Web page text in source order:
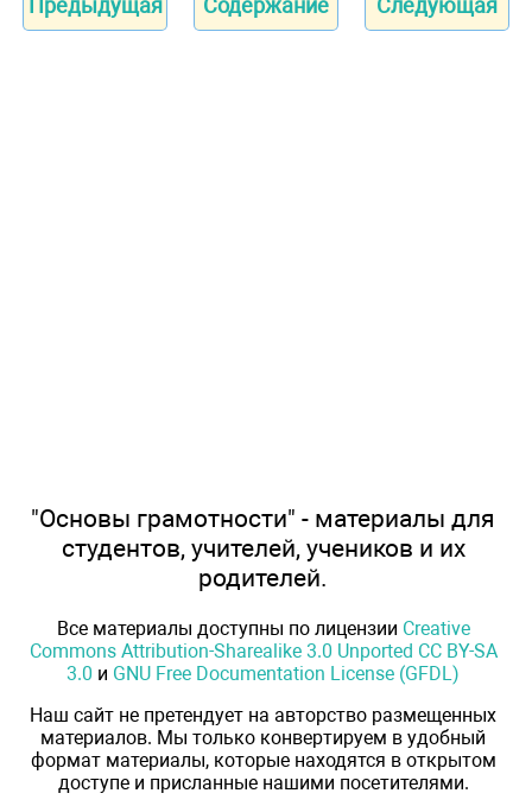
Предыдущая Содержание Следующая
"Основы грамотности" - материалы для
студентов, учителей, учеников и их
родителей.
Все материалы доступны по лицензии Creative
Commons Attribution-Sharealike 3.0 Unported CC BY-SA
3.0 и GNU Free Documentation License (GFDL)
Наш сайт не претендует на авторство размещенных
материалов. Мы только конвертируем в удобный
формат материалы, которые находятся в открытом
доступе и присланные нашими посетителями.